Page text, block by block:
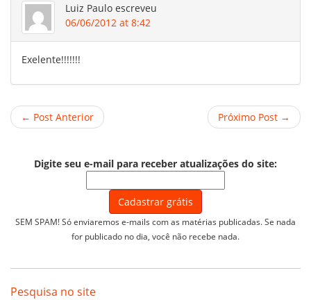
Luiz Paulo escreveu
06/06/2012 at 8:42
Exelente!!!!!!!
← Post Anterior Próximo Post →
Digite seu e-mail para receber atualizações do site:
SEM SPAM! Só enviaremos e-mails com as matérias publicadas. Se nada
for publicado no dia, você não recebe nada.
Pesquisa no site